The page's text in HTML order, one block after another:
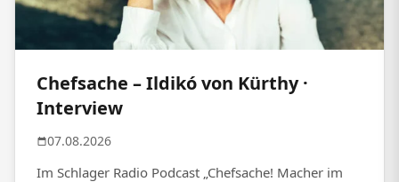
Chefsache – Ildikó von Kürthy ·
Interview
07.08.2026
Im Schlager Radio Podcast „Chefsache! Macher im